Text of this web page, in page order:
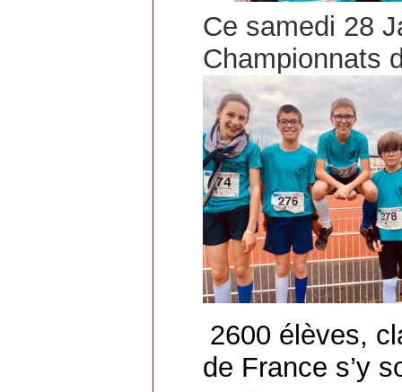
Ce samedi 28
Championnats
2600 élèves,
de France s’y